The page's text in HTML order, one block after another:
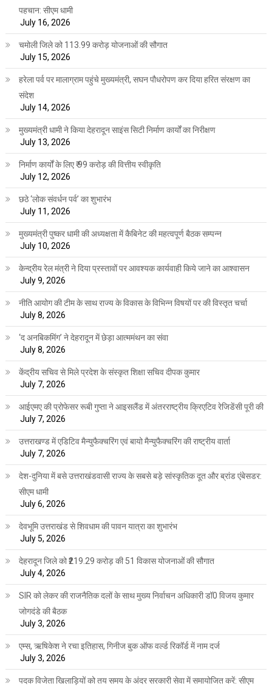
पहचान: सीएम धामी
July 16, 2026
चमोली जिले को 113.99 करोड़ योजनाओं की सौगात
July 15, 2026
हरेला पर्व पर मालाग्राम पहुंचे मुख्यमंत्री, सघन पौधरोपण कर दिया हरित संरक्षण का
संदेश
July 14, 2026
मुख्यमंत्री धामी ने किया देहरादून साइंस सिटी निर्माण कार्यों का निरीक्षण
July 13, 2026
निर्माण कार्यों के लिए ₹ 99 करोड़ की वित्तीय स्वीकृति
July 12, 2026
छठे ‘लोक संवर्धन पर्व’ का शुभारंभ
July 11, 2026
मुख्यमंत्री पुष्कर धामी की अध्यक्षता में कैबिनेट की महत्वपूर्ण बैठक सम्पन्न
July 10, 2026
केन्द्रीय रेल मंत्री ने दिया प्रस्तावों पर आवश्यक कार्यवाही किये जाने का आश्वासन
July 9, 2026
नीति आयोग की टीम के साथ राज्य के विकास के विभिन्न विषयों पर की विस्तृत चर्चा
July 8, 2026
‘द अनबिकमिंग’ ने देहरादून में छेड़ा आत्ममंथन का संवा
July 8, 2026
केंद्रीय सचिव से मिले प्रदेश के संस्कृत शिक्षा सचिव दीपक कुमार
July 7, 2026
आईएमए की प्रोफेसर रूबी गुप्ता ने आइसलैंड में अंतरराष्ट्रीय क्रिएटिव रेजिडेंसी पूरी की
July 7, 2026
उत्तराखण्ड में एडिटिव मैन्युफैक्चरिंग एवं बायो मैन्युफैक्चरिंग की राष्ट्रीय वार्ता
July 7, 2026
देश-दुनिया में बसे उत्तराखंडवासी राज्य के सबसे बड़े सांस्कृतिक दूत और ब्रांड एंबेसडर:
सीएम धामी
July 6, 2026
देवभूमि उत्तराखंड से शिवधाम की पावन यात्रा का शुभारंभ
July 5, 2026
देहरादून जिले को ₹219.29 करोड़ की 51 विकास योजनाओं की सौगात
July 4, 2026
SIR को लेकर की राजनैतिक दलों के साथ मुख्य निर्वाचन अधिकारी डॉ0 विजय कुमार
जोगदंडे की बैठक
July 3, 2026
एम्स, ऋषिकेश ने रचा इतिहास, गिनीज बुक ऑफ वर्ल्ड रिकॉर्ड में नाम दर्ज
July 3, 2026
पदक विजेता खिलाड़ियों को तय समय के अंदर सरकारी सेवा में समायोजित करें: सीएम